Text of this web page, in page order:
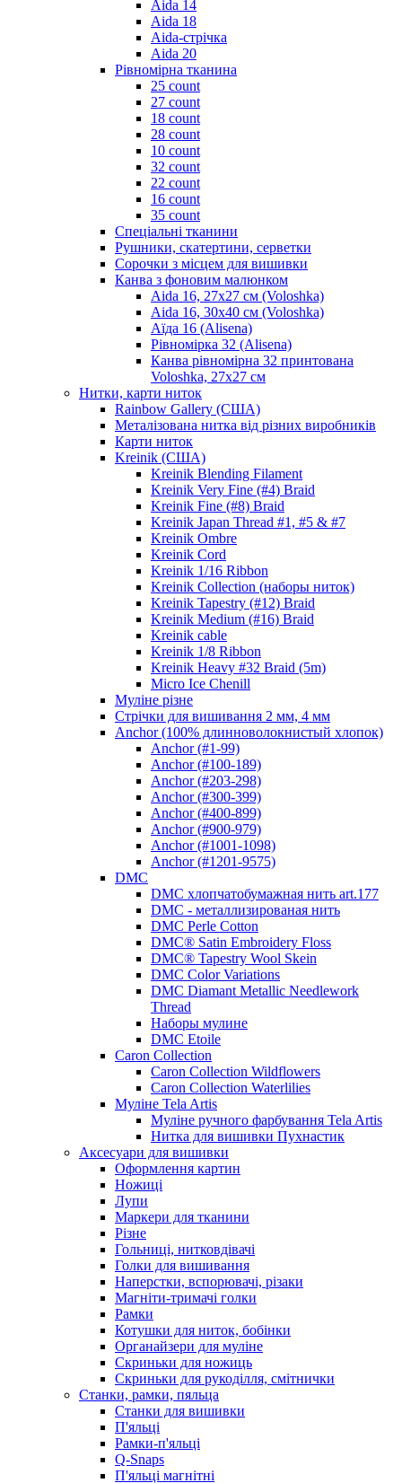
Aida 14
Aida 18
Aida-стрічка
Aida 20
Рівномірна тканина
25 count
27 count
18 count
28 count
10 count
32 count
22 count
16 count
35 count
Спеціальні тканини
Рушники, скатертини, серветки
Сорочки з місцем для вишивки
Канва з фоновим малюнком
Aida 16, 27х27 см (Voloshka)
Aida 16, 30х40 см (Voloshka)
Аїда 16 (Alisena)
Рівномірка 32 (Alisena)
Канва рівномірна 32 принтована
Voloshka, 27х27 см
Нитки, карти ниток
Rainbow Gallery (США)
Металізована нитка від різних виробників
Карти ниток
Kreinik (США)
Kreinik Blending Filament
Kreinik Very Fine (#4) Braid
Kreinik Fine (#8) Braid
Kreinik Japan Thread #1, #5 & #7
Kreinik Ombre
Kreinik Cord
Kreinik 1/16 Ribbon
Kreinik Collection (наборы ниток)
Kreinik Tapestry (#12) Braid
Kreinik Medium (#16) Braid
Kreinik cable
Kreinik 1/8 Ribbon
Kreinik Heavy #32 Braid (5m)
Micro Ice Chenill
Муліне різне
Стрічки для вишивання 2 мм, 4 мм
Anchor (100% длинноволокнистый хлопок)
Anchor (#1-99)
Anchor (#100-189)
Anchor (#203-298)
Anchor (#300-399)
Anchor (#400-899)
Anchor (#900-979)
Anchor (#1001-1098)
Anchor (#1201-9575)
DMC
DMC хлопчатобумажная нить art.177
DMC - металлизированая нить
DMC Perle Cotton
DMC® Satin Embroidery Floss
DMC® Tapestry Wool Skein
DMC Color Variations
DMC Diamant Metallic Needlework
Thread
Наборы мулине
DMC Etoile
Caron Collection
Caron Collection Wildflowers
Caron Collection Waterlilies
Муліне Tela Artis
Муліне ручного фарбування Tela Artis
Нитка для вишивки Пухнастик
Аксесуари для вишивки
Оформлення картин
Ножиці
Лупи
Маркери для тканини
Різне
Гольниці, нитковдівачі
Голки для вишивання
Наперстки, вспорювачі, різаки
Магніти-тримачі голки
Рамки
Котушки для ниток, бобінки
Органайзери для муліне
Скриньки для ножиць
Скриньки для рукоділля, смітнички
Станки, рамки, пяльца
Станки для вишивки
П'яльці
Рамки-п'яльці
Q-Snaps
П'яльці магнітні